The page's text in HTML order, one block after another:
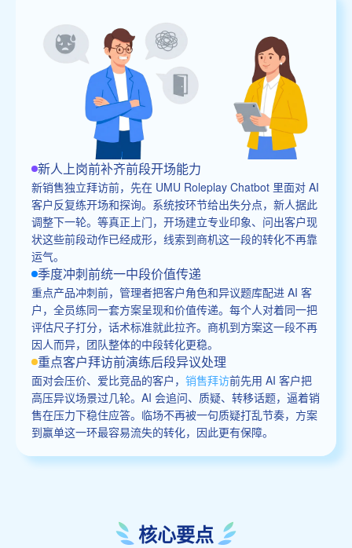
新人上岗前补齐前段开场能力
新销售独立拜访前，先在 UMU Roleplay Chatbot 里面对 AI
客户反复练开场和探询。系统按环节给出失分点，新人据此
调整下一轮。等真正上门，开场建立专业印象、问出客户现
状这些前段动作已经成形，线索到商机这一段的转化不再靠
运气。
季度冲刺前统一中段价值传递
重点产品冲刺前，管理者把客户角色和异议题库配进 AI 客
户，全员练同一套方案呈现和价值传递。每个人对着同一把
评估尺子打分，话术标准就此拉齐。商机到方案这一段不再
因人而异，团队整体的中段转化更稳。
重点客户拜访前演练后段异议处理
面对会压价、爱比竞品的客户， 销售拜访前先用 AI 客户把
高压异议场景过几轮。AI 会追问、质疑、转移话题，逼着销
售在压力下稳住应答。临场不再被一句质疑打乱节奏，方案
到赢单这一环最容易流失的转化，因此更有保障。
核心要点